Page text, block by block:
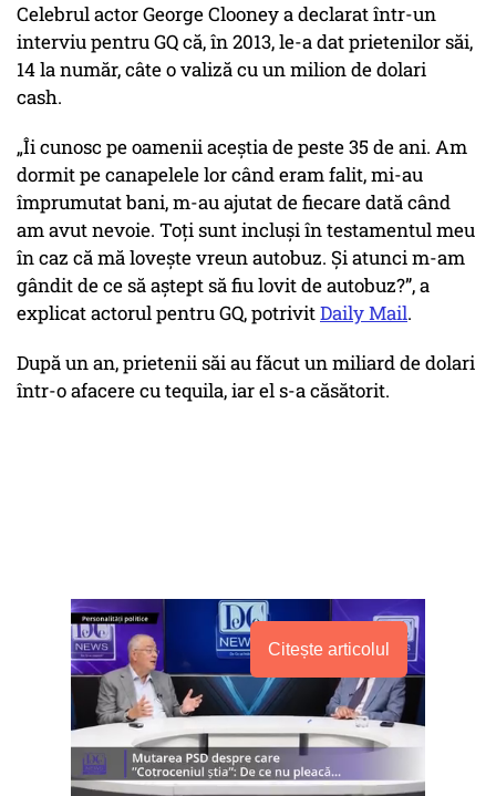
Celebrul actor George Clooney a declarat într-un
interviu pentru GQ că, în 2013, le-a dat prietenilor săi,
14 la număr, câte o valiză cu un milion de dolari
cash.
„Îi cunosc pe oamenii aceștia de peste 35 de ani. Am
dormit pe canapelele lor când eram falit, mi-au
împrumutat bani, m-au ajutat de fiecare dată când
am avut nevoie. Toți sunt incluși în testamentul meu
în caz că mă lovește vreun autobuz. Și atunci m-am
gândit de ce să aștept să fiu lovit de autobuz?”, a
explicat actorul pentru GQ, potrivitDaily Mail.
După un an, prietenii săi au făcut un miliard de dolari
într-o afacere cu tequila, iar el s-a căsătorit.
Citește articolul